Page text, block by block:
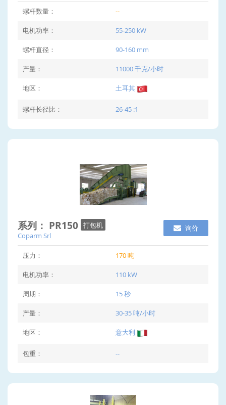
螺杆数量： --
电机功率： 55-250 kW
螺杆直径： 90-160 mm
产量： 11000 千克/小时
地区： 土耳其
螺杆长径比： 26-45 :1
系列： PR150
打包机
Coparm Srl
询价
压力： 170 吨
电机功率： 110 kW
周期： 15 秒
产量： 30-35 吨/小时
地区： 意大利
包重： --